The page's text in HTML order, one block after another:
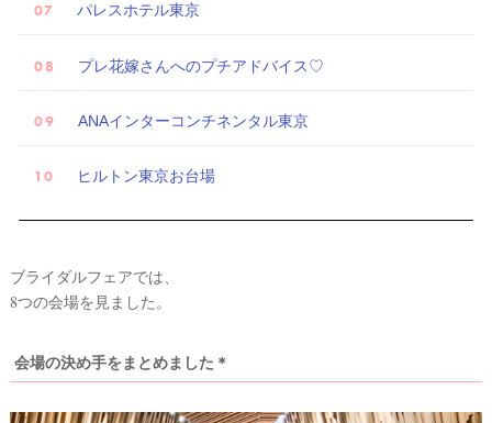
パレスホテル東京
プレ花嫁さんへのプチアドバイス♡
ANAインターコンチネンタル東京
ヒルトン東京お台場
ブライダルフェアでは、
8つの会場を見ました。
会場の決め手をまとめました＊
ポ